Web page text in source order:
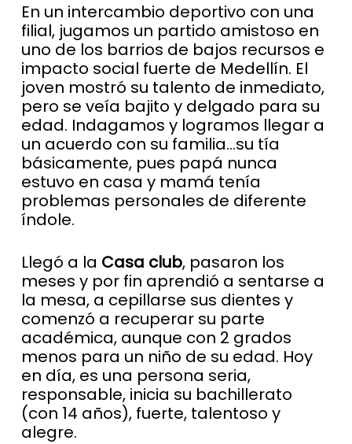
En un intercambio deportivo con una
filial, jugamos un partido amistoso en
uno de los barrios de bajos recursos e
impacto social fuerte de Medellín. El
joven mostró su talento de inmediato,
pero se veía bajito y delgado para su
edad. Indagamos y logramos llegar a
un acuerdo con su familia…su tía
básicamente, pues papá nunca
estuvo en casa y mamá tenía
problemas personales de diferente
índole.
Llegó a la Casa club, pasaron los
meses y por fin aprendió a sentarse a
la mesa, a cepillarse sus dientes y
comenzó a recuperar su parte
académica, aunque con 2 grados
menos para un niño de su edad. Hoy
en día, es una persona seria,
responsable, inicia su bachillerato
(con 14 años), fuerte, talentoso y
alegre.